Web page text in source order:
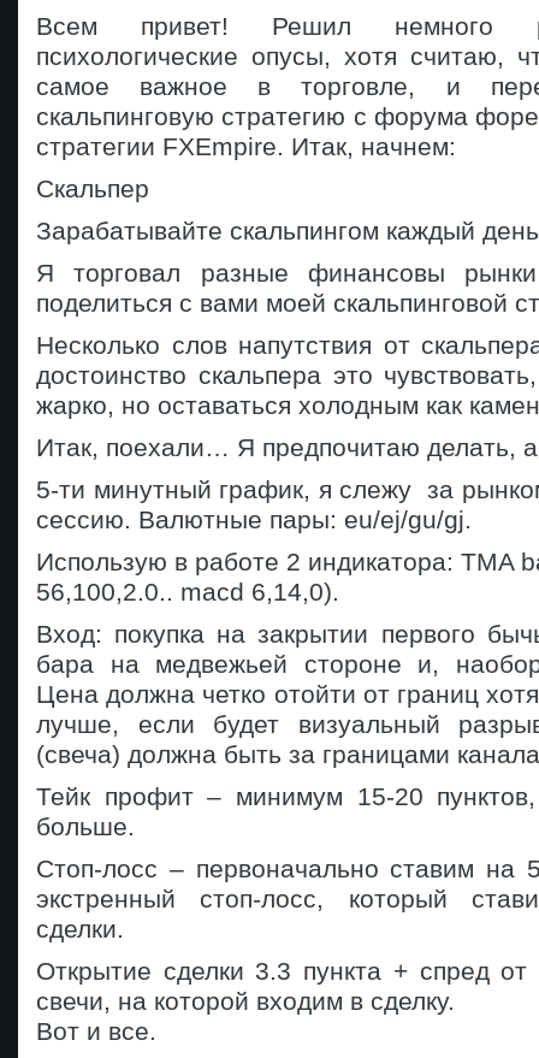
Всем привет! Решил немного
психологические опусы, хотя считаю,
самое важное в торговле, и
скальпинговую стратегию с форума
стратегии FXEmpire. Итак, начнем:
Скальпер
Зарабатывайте скальпингом каждый
Я торговал разные финансовы
поделиться с вами моей скальпинговой
Несколько слов напутствия от
достоинство скальпера это
жарко, но оставаться холодным как
Итак, поехали… Я предпочитаю делать,
5-ти минутный график, я слежу за
сессию. Валютные пары: eu/ej/gu/gj.
Использую в работе 2 индикатора: TMA
56,100,2.0.. macd 6,14,0).
Вход: покупка на закрытии первого
бара на медвежьей стороне и,
Цена должна четко отойти от границ
лучше, если будет визуальный
(свеча) должна быть за границами
Тейк профит – минимум 15-20
больше.
Стоп-лосс – первоначально ставим на
экстренный стоп-лосс, который
сделки.
Открытие сделки 3.3 пункта + спред
свечи, на которой входим в сделку.
Вот и все.